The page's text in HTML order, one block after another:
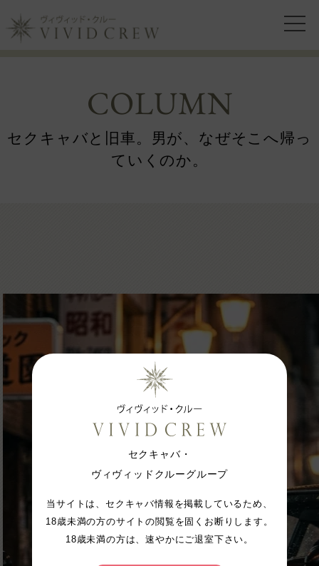
セクキャバ・
ヴィヴィッドクルーグループ
当サイトは、セクキャバ情報を掲載しているため、
18歳未満の方のサイトの閲覧を固くお断りします。
18歳未満の方は、速やかにご退室下さい。
COLUMN
セクキャバと旧車。男が、なぜそこへ帰っ
ていくのか。